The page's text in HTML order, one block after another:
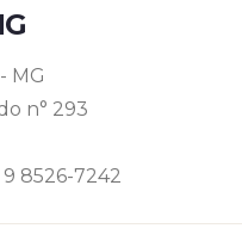
MG
n° 293
9 8526-7242